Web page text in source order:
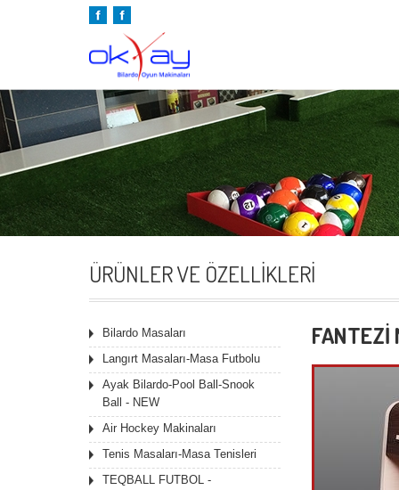
ÜRÜNLER VE ÖZELLIKLERI
Bilardo Masaları
Langırt Masaları-Masa Futbolu
Ayak Bilardo-Pool Ball-Snook
Ball - NEW
Air Hockey Makinaları
Tenis Masaları-Masa Tenisleri
TEQBALL FUTBOL -
FANTEZİ